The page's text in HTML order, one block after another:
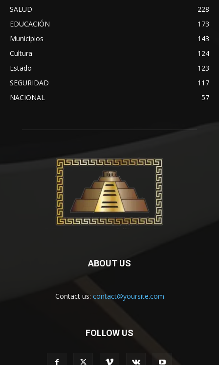
SALUD
228
EDUCACIÓN
173
Municipios
143
Cultura
124
Estado
123
SEGURIDAD
117
NACIONAL
57
ABOUT US
Contact us: contact@yoursite.com
FOLLOW US